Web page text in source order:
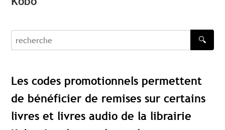
recherche
🔍
Les codes promotionnels permettent
de bénéficier de remises sur certains
livres et livres audio de la librairie